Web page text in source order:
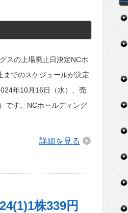
スの上場廃止日決定NCホ
までのスケジュールが決定
年10月16日（水）、売
です。NCホールディング
詳細を見る
株339円